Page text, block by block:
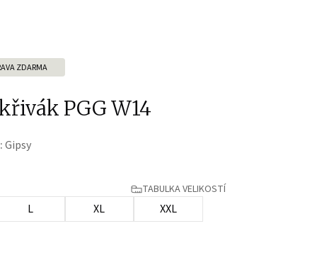
ZDARMA
PGG W14
Gipsy
TABULKA VELIKOSTÍ
L XL
XXL